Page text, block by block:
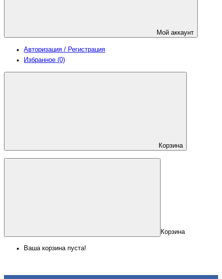
Мой аккаунт
Авторизация / Регистрация
Избранное (0)
Корзина
Корзина
Ваша корзина пуста!